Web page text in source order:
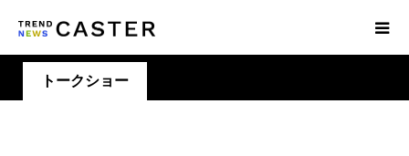
トークショー